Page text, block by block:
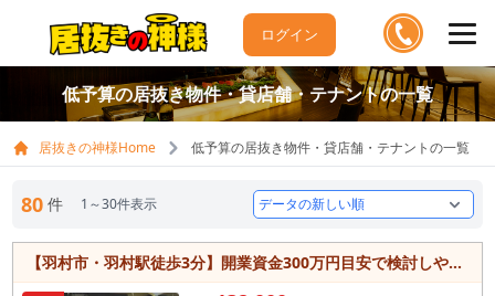
ログイン
低予算の居抜き物件・貸店舗・テナントの一覧
居抜きの神様Home 低予算の居抜き物件・貸店舗・テナントの一覧
80 件 1～30件表示
【羽村市・羽村駅徒歩3分】開業資金300万円目安で検討しやすい1階居酒屋居抜き物件／飲食店街・約10坪